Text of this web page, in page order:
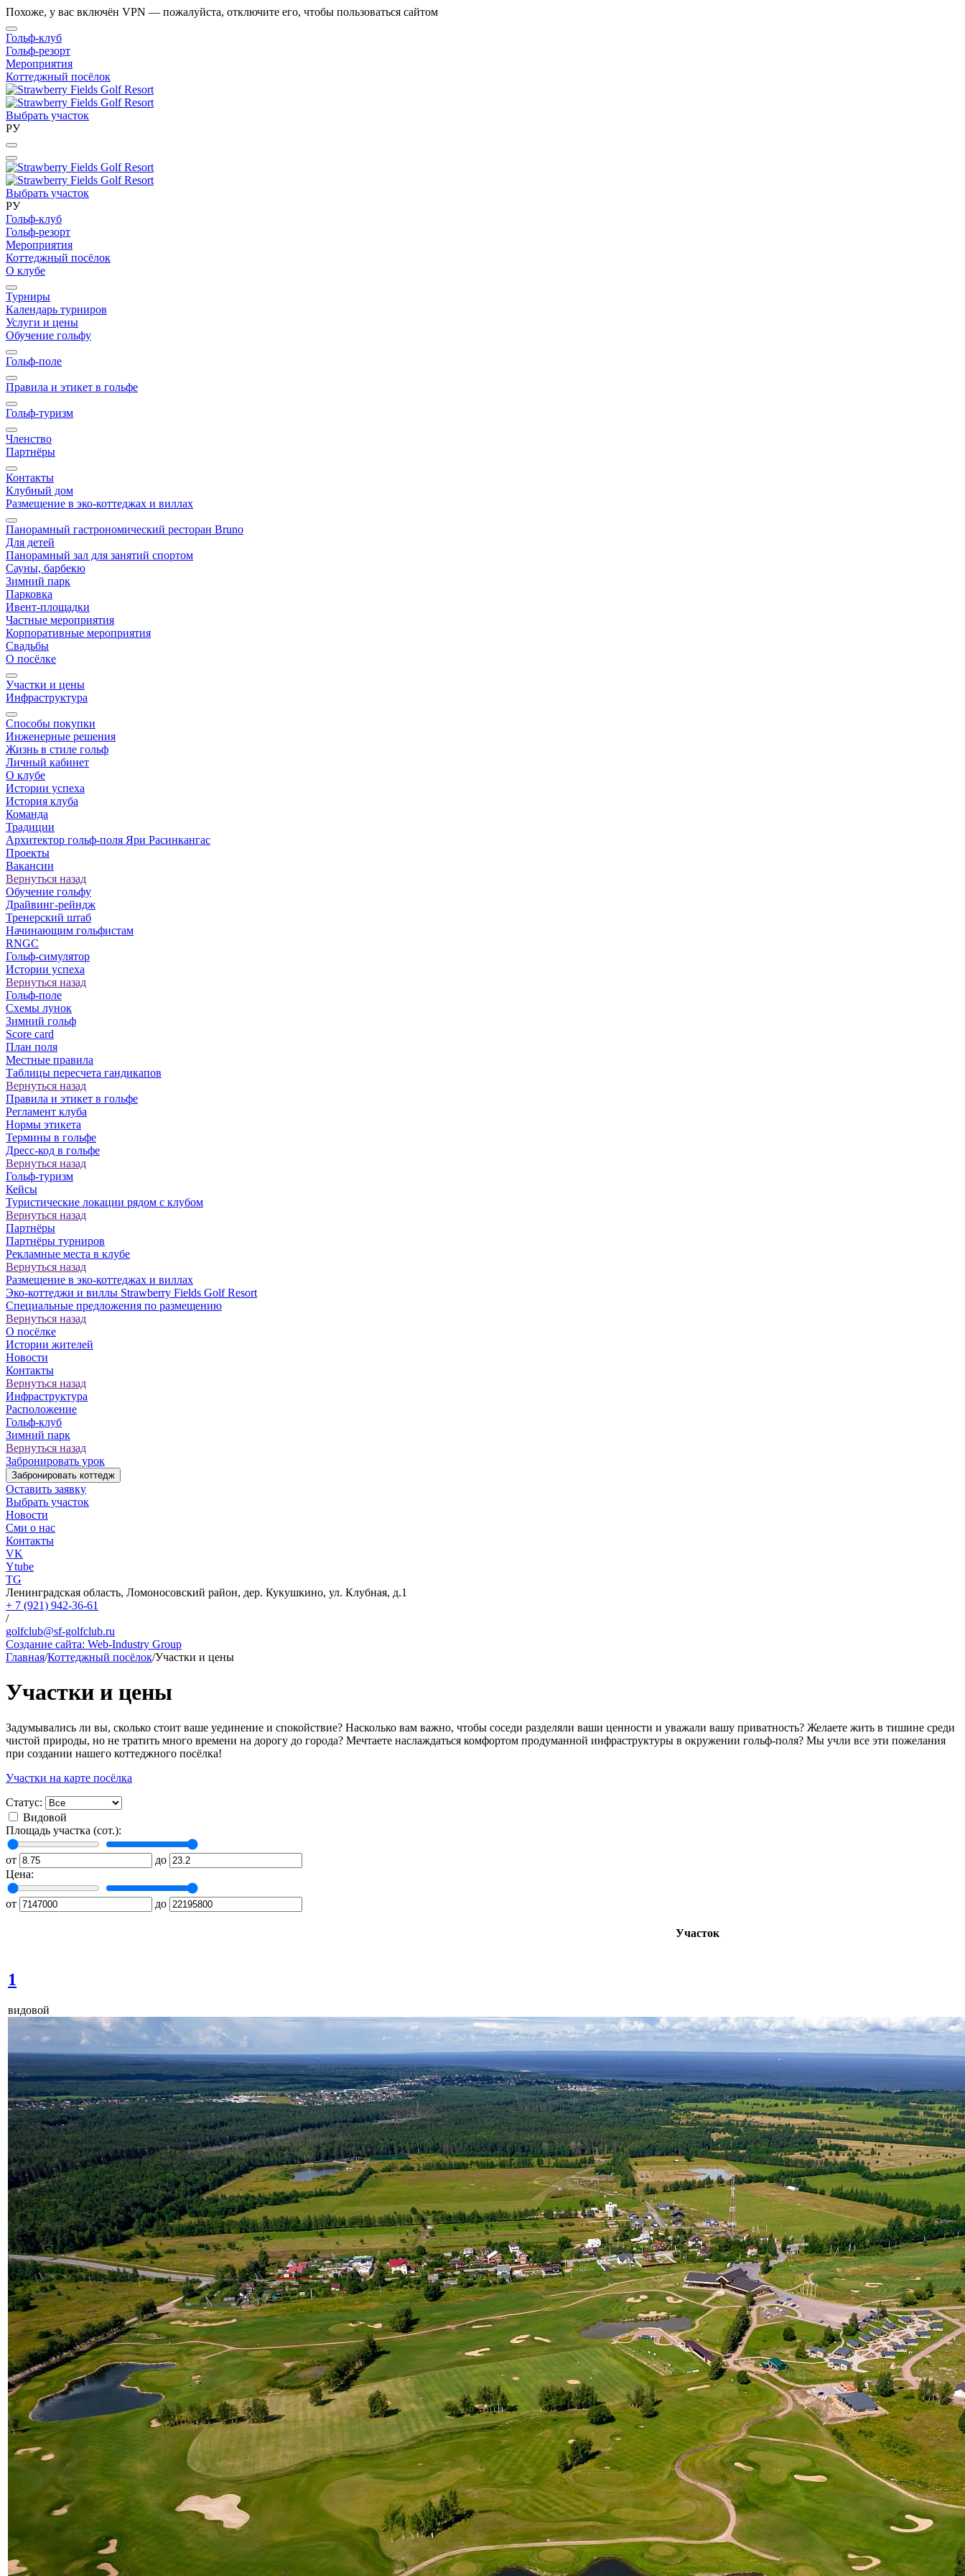
Похоже, у вас включён VPN — пожалуйста, отключите его, чтобы пользоваться сайтом
Гольф-клуб
Гольф-резорт
Мероприятия
Коттеджный посёлок
Выбрать участок
РУ
Выбрать участок
РУ
Гольф-клуб
Гольф-резорт
Мероприятия
Коттеджный посёлок
О клубе
Турниры
Календарь турниров
Услуги и цены
Обучение гольфу
Гольф-поле
Правила и этикет в гольфе
Гольф-туризм
Членство
Партнёры
Контакты
Клубный дом
Размещение в эко-коттеджах и виллах
Панорамный гастрономический ресторан Bruno
Для детей
Панорамный зал для занятий спортом
Сауны, барбекю
Зимний парк
Парковка
Ивент-площадки
Частные мероприятия
Корпоративные мероприятия
Свадьбы
О посёлке
Участки и цены
Инфраструктура
Способы покупки
Инженерные решения
Жизнь в стиле гольф
Личный кабинет
О клубе
Истории успеха
История клуба
Команда
Традиции
Архитектор гольф-поля Яри Расинкангас
Проекты
Вакансии
Вернуться назад
Обучение гольфу
Драйвинг-рейндж
Тренерский штаб
Начинающим гольфистам
RNGC
Гольф-симулятор
Истории успеха
Вернуться назад
Гольф-поле
Схемы лунок
Зимний гольф
Score card
План поля
Местные правила
Таблицы пересчета гандикапов
Вернуться назад
Правила и этикет в гольфе
Регламент клуба
Нормы этикета
Термины в гольфе
Дресс-код в гольфе
Вернуться назад
Гольф-туризм
Кейсы
Туристические локации рядом с клубом
Вернуться назад
Партнёры
Партнёры турниров
Рекламные места в клубе
Вернуться назад
Размещение в эко-коттеджах и виллах
Эко-коттеджи и виллы Strawberry Fields Golf Resort
Специальные предложения по размещению
Вернуться назад
О посёлке
Истории жителей
Новости
Контакты
Вернуться назад
Инфраструктура
Расположение
Гольф-клуб
Зимний парк
Вернуться назад
Забронировать урок
Забронировать коттедж
Оставить заявку
Выбрать участок
Новости
Сми о нас
Контакты
VK
Ytube
TG
Ленинградская область, Ломоносовский район, дер. Кукушкино, ул. Клубная, д.1
+ 7 (921) 942-36-61
/
golfclub@sf-golfclub.ru
Создание сайта: Web-Industry Group
Главная/Коттеджный посёлок/Участки и цены
Участки и цены
Задумывались ли вы, сколько стоит ваше уединение и спокойствие? Насколько вам важно, чтобы соседи разделяли ваши ценности и уважали вашу приватность? Желаете жить в тишине среди
чистой природы, но не тратить много времени на дорогу до города? Мечтаете наслаждаться комфортом продуманной инфраструктуры в окружении гольф-поля? Мы учли все эти пожелания
при создании нашего коттеджного посёлка!
Участки на карте посёлка
Статус:
Видовой
Площадь участка (сот.):
от
до
Цена:
от до
Участок
1
видовой